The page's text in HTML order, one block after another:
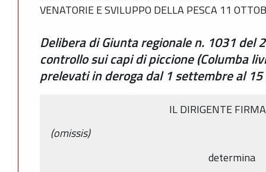
VENATORIE E SVILUPPO DELLA PESCA 11
Delibera di Giunta regionale n. 1031
controllo sui capi di piccione (Columba
prelevati in deroga dal 1 settembre al
IL DIRIGENTE
(omissis)
determina